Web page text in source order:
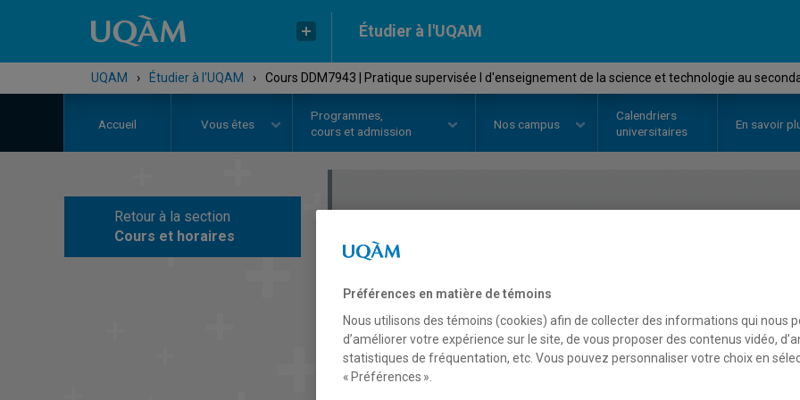
Étudier à l'UQAM
UQAM › Étudier à l'UQAM › Cours DDM7943 | Pratique supervisée I d'enseignement de la science et technologie au
Accueil Vous êtes
Programmes,
cours et admission
Nos campus
Calendriers
universitaires
En savoir
Retour à la section
Cours et horaires
COURS
d'enseignement de la
secondaire : Gestion de
Description
Préférences en matière de témoins
Nous utilisons des témoins (cookies) afin de collecter des informations qui nous
d’améliorer votre expérience sur le site, de vous proposer des contenus vidéo,
statistiques de fréquentation, etc. Vous pouvez personnaliser votre choix en
« Préférences ».